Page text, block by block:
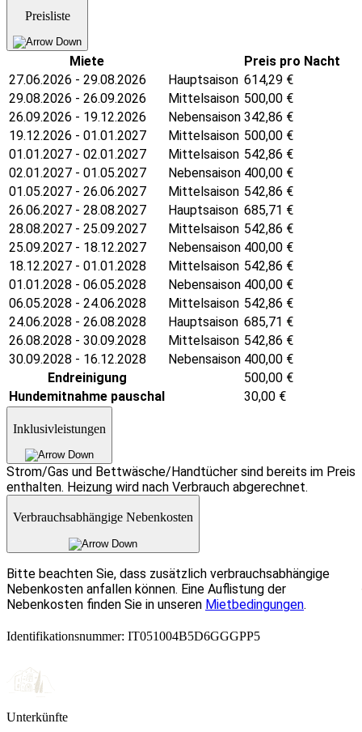
Preisliste
Miete
Preis pro Nacht
27.06.2026 - 29.08.2026
Hauptsaison 614,29 €
29.08.2026 - 26.09.2026
Mittelsaison 500,00 €
26.09.2026 - 19.12.2026
Nebensaison 342,86 €
19.12.2026 - 01.01.2027
Mittelsaison 500,00 €
01.01.2027 - 02.01.2027
Mittelsaison 542,86 €
02.01.2027 - 01.05.2027
Nebensaison 400,00 €
01.05.2027 - 26.06.2027
Mittelsaison 542,86 €
26.06.2027 - 28.08.2027
Hauptsaison 685,71 €
28.08.2027 - 25.09.2027
Mittelsaison 542,86 €
25.09.2027 - 18.12.2027
Nebensaison 400,00 €
18.12.2027 - 01.01.2028
Mittelsaison 542,86 €
01.01.2028 - 06.05.2028
Nebensaison 400,00 €
06.05.2028 - 24.06.2028
Mittelsaison 542,86 €
24.06.2028 - 26.08.2028
Hauptsaison 685,71 €
26.08.2028 - 30.09.2028
Mittelsaison 542,86 €
30.09.2028 - 16.12.2028
Nebensaison 400,00 €
Endreinigung
500,00 €
Hundemitnahme pauschal
30,00 €
Inklusivleistungen
Strom/Gas und Bettwäsche/Handtücher sind bereits im Preis
enthalten. Heizung wird nach Verbrauch abgerechnet.
Verbrauchsabhängige Nebenkosten
Bitte beachten Sie, dass zusätzlich verbrauchsabhängige
Nebenkosten anfallen können. Eine Auflistung der
Nebenkosten finden Sie in unseren Mietbedingungen.
Identifikationsnummer: IT051004B5D6GGGPP5
Unterkünfte